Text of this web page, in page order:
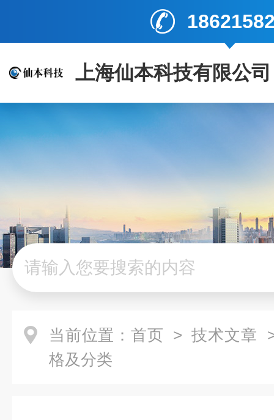
上海仙本科技有限公司
当前位置： 首页 > 技术文章
格及分类